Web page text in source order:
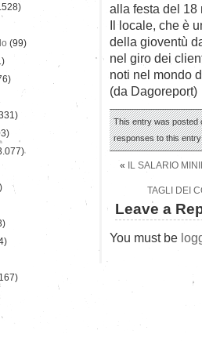
alla festa del 18
Il locale, che è
della gioventù
nel giro dei
noti nel mondo
(da Dagoreport)
This entry was posted
responses to this
« IL SALARIO
TAGLI DEI
Leave a
You must be
(99)